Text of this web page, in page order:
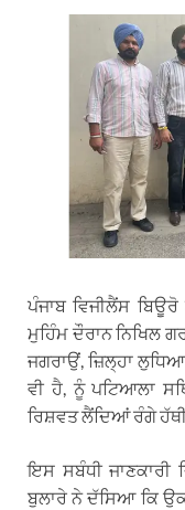
ਪੰਜਾਬ ਵਿਜੀਲੈਂਸ
ਮੁਹਿੰਮ ਦੌਰਾਨ ਨਿਖਿਲ
ਜਗਰਾਉਂ, ਜ਼ਿਲ੍ਹਾ
ਵੀ ਹੈ, ਨੂੰ ਪਟਿਆਲਾ
ਰਿਸ਼ਵਤ ਲੈਂਦਿਆਂ ਰੰਗੇ ਹੱਥੀਂ
ਇਸ ਸਬੰਧੀ
ਬੁਲਾਰੇ ਨੇ ਦੱਸਿਆ ਕਿ